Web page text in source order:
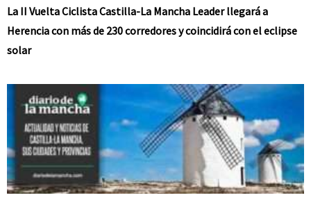
La II Vuelta Ciclista Castilla-La Mancha Leader llegará a
Herencia con más de 230 corredores y coincidirá con el eclipse
solar